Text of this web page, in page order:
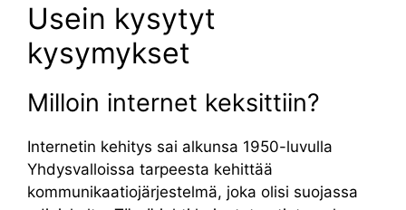
Usein kysytyt
kysymykset
Milloin internet keksittiin?
Internetin kehitys sai alkunsa 1950-luvulla
Yhdysvalloissa tarpeesta kehittää
kommunikaatiojärjestelmä, joka olisi suojassa